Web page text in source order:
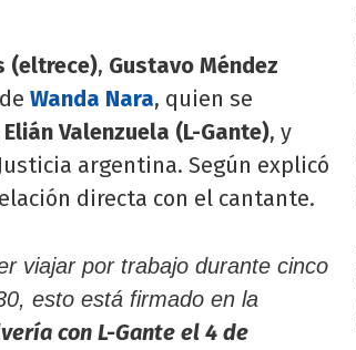
(eltrece), Gustavo Méndez
Wanda Nara, quien se
Elián Valenzuela (L-Gante), y
argentina. Según explicó
directa con el cantante.
viajar por trabajo durante cinco
esto está firmado en la
con L-Gante el 4 de